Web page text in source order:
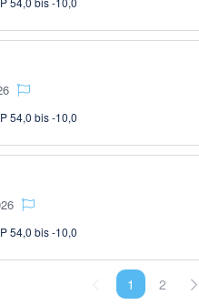
54,0 bis -10,0
54,0 bis -10,0
1 2